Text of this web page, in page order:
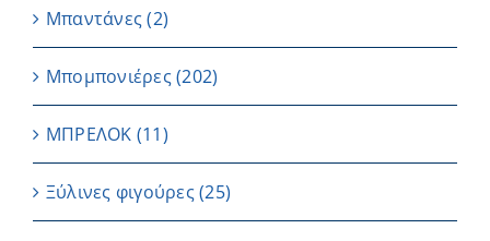
Μπαντάνες (2)
Μπομπονιέρες(202)
ΜΠΡΕΛΟΚ (11)
Ξύλινες φιγούρες(25)